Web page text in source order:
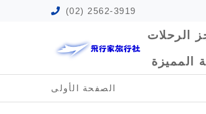
(02) 2562-3919
الرحلات
المميزة
الصفحة الأولى